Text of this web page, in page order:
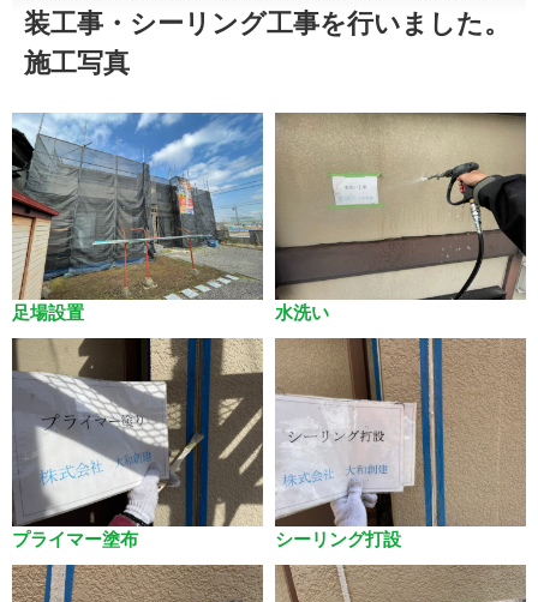
装工事・シーリング工事を行いました。
施工写真
足場設置 水洗い
プライマー塗布 シーリング打設